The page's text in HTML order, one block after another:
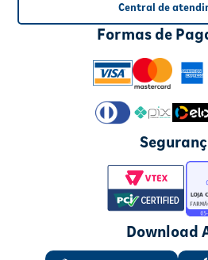
Central de
Formas de
Download